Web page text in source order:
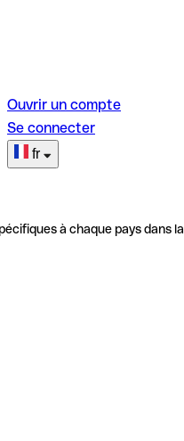
Ouvrir un compte
Se connecter
fr
à chaque pays dans la